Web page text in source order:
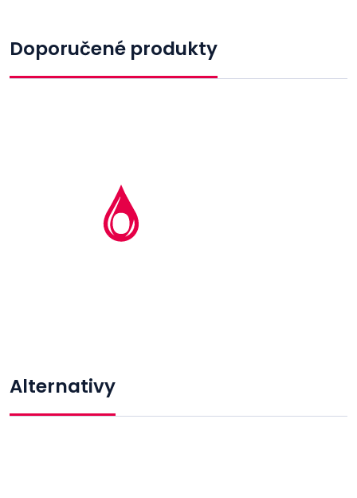
Doporučené produkty
Alternativy